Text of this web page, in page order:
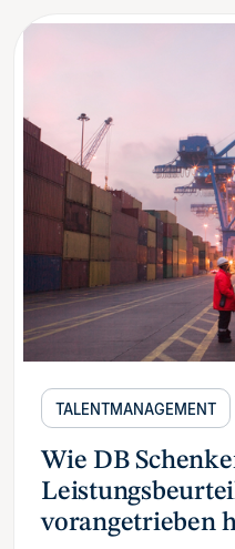
TALENTMANAGEMENT
Wie DB
vorangetrieben